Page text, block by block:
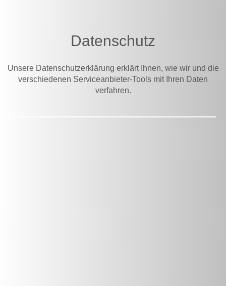
Datenschutz
Unsere Datenschutzerklärung erklärt Ihnen, wie wir und die
verschiedenen Serviceanbieter-Tools mit Ihren Daten
verfahren.